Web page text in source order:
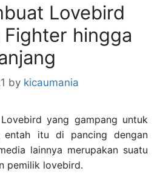
Lovebird
hingga
by kicaumania
Lovebird yang gampang untuk
itu di pancing dengan
lainnya merupakan suatu
pemilik lovebird.